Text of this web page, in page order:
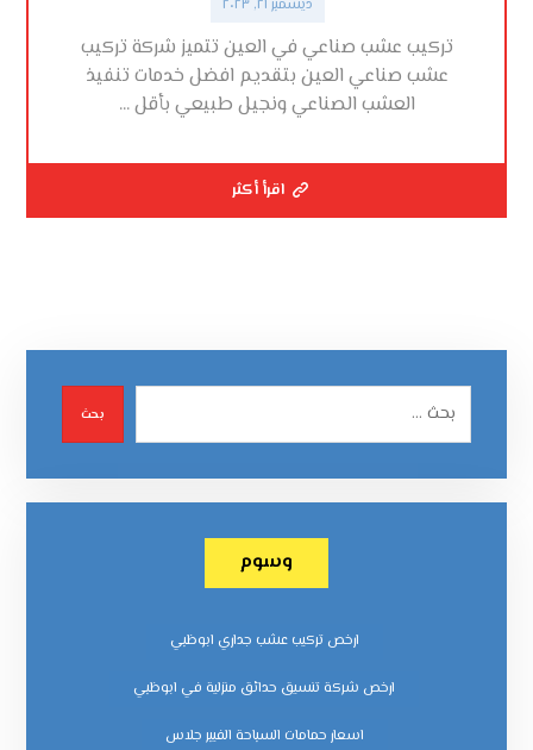
ديسمبر ٢١, ٢٠٢٣
تركيب عشب صناعي في العين تتميز شركة تركيب
عشب صناعي العين بتقديم افضل خدمات تنفيذ
العشب الصناعي ونجيل طبيعي بأقل ...
اقرأ أكثر
بحث
وسوم
ارخص تركيب عشب جداري ابوظبي
ارخص شركة تنسيق حدائق منزلية في ابوظبي
اسعار حمامات السباحة الفيبر جلاس